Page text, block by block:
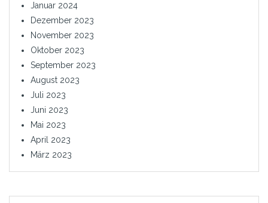
Januar 2024
Dezember 2023
November 2023
Oktober 2023
September 2023
August 2023
Juli 2023
Juni 2023
Mai 2023
April 2023
März 2023